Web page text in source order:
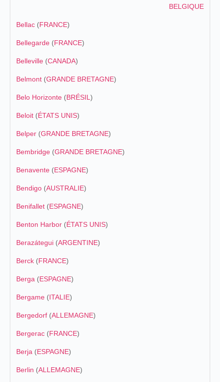
BELGIQUE
Bellac (FRANCE)
Bellegarde (FRANCE)
Belleville (CANADA)
Belmont (GRANDE BRETAGNE)
Belo Horizonte (BRÉSIL )
Beloit (ÉTATS UNIS)
Belper (GRANDE BRETAGNE)
Bembridge (GRANDE BRETAGNE)
Benavente (ESPAGNE)
Bendigo (AUSTRALIE)
Benifallet (ESPAGNE)
Benton Harbor (ÉTATS UNIS)
Berazátegui (ARGENTINE)
Berck (FRANCE)
Berga (ESPAGNE)
Bergame (ITALIE)
Bergedorf (ALLEMAGNE)
Bergerac (FRANCE)
Berja (ESPAGNE)
Berlin (ALLEMAGNE)